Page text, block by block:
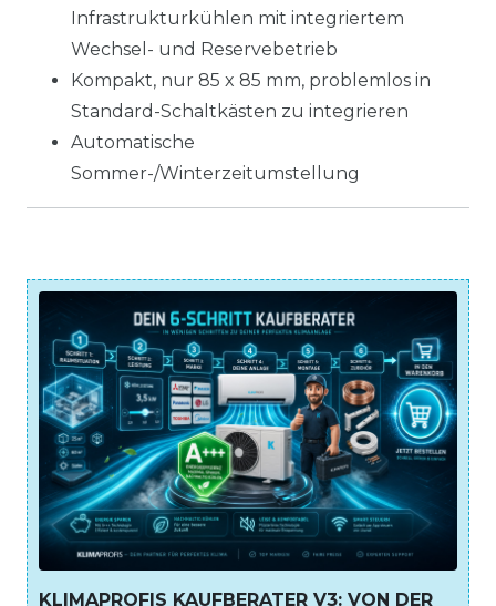
Infrastrukturkühlen mit integriertem
Wechsel- und Reservebetrieb
Kompakt, nur 85 x 85 mm, problemlos in
Standard-Schaltkästen zu integrieren
Automatische
Sommer-/Winterzeitumstellung
KLIMAPROFIS KAUFBERATER V3: VON DER